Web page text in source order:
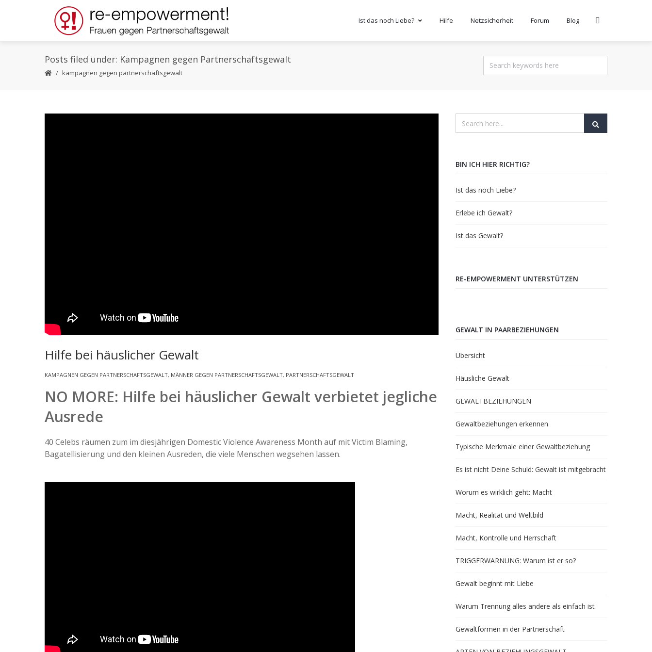
Ist das noch Liebe? Hilfe Netzsicherheit Forum Blog
Posts filed under: Kampagnen gegen Partnerschaftsgewalt
kampagnen gegen partnerschaftsgewalt
KAMPAGNEN GEGEN PARTNERSCHAFTSGEWALT, MÄNNER GEGEN PARTNERSCHAFTSGEWALT, PARTNERSCHAFTSGEWALT
Hilfe bei häuslicher Gewalt
NO MORE: Hilfe bei häuslicher Gewalt verbietet jegliche
Ausrede
40 Celebs räumen zum im diesjährigen Domestic Violence Awareness Month auf mit Victim Blaming,
Bagatellisierung und den kleinen Ausreden, die viele Menschen wegsehen lassen.
BIN ICH HIER RICHTIG?
Ist das noch Liebe?
Erlebe ich Gewalt?
Ist das Gewalt?
RE-EMPOWERMENT UNTERSTÜTZEN
GEWALT IN PAARBEZIEHUNGEN
Übersicht
Häusliche Gewalt
GEWALTBEZIEHUNGEN
Gewaltbeziehungen erkennen
Typische Merkmale einer Gewaltbeziehung
Es ist nicht Deine Schuld: Gewalt ist mitgebracht
Worum es wirklich geht: Macht
Macht, Realität und Weltbild
Macht, Kontrolle und Herrschaft
TRIGGERWARNUNG: Warum ist er so?
Gewalt beginnt mit Liebe
Warum Trennung alles andere als einfach ist
Gewaltformen in der Partnerschaft